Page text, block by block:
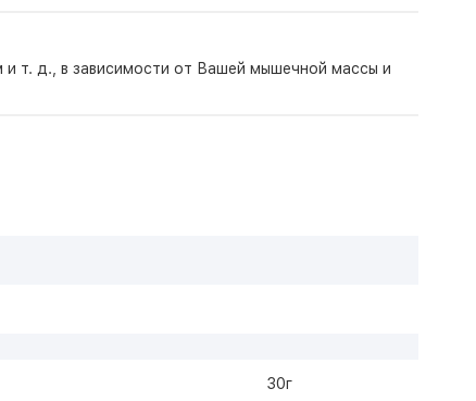
т. д., в зависимости от Вашей мышечной массы и
30г